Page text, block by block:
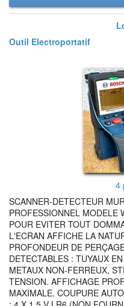
Outil Electroportatif
4
SCANNER-DETECTEUR
PROFESSIONNEL MODELE
POUR EVITER TOUT
L'ECRAN AFFICHE LA
PROFONDEUR DE
DETECTABLES : TUYAUX
METAUX NON-FERREUX,
TENSION. AFFICHAGE
MAXIMALE. COUPURE